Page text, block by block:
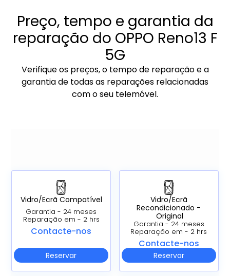
Preço, tempo e garantia da
reparação do OPPO Reno13 F
5G
Verifique os preços, o tempo de reparação e a
garantia de todas as reparações relacionadas
com o seu telemóvel.
Vidro/Ecrã Compatível
Garantia - 24 meses
Reparação em - 2 hrs
Contacte-nos
Reservar
Vidro/Ecrã
Recondicionado -
Original
Garantia - 24 meses
Reparação em - 2 hrs
Contacte-nos
Reservar